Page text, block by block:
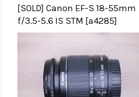
[SOLD] Canon EF-S 18-55mm
f/3.5-5.6 IS STM [a4285]